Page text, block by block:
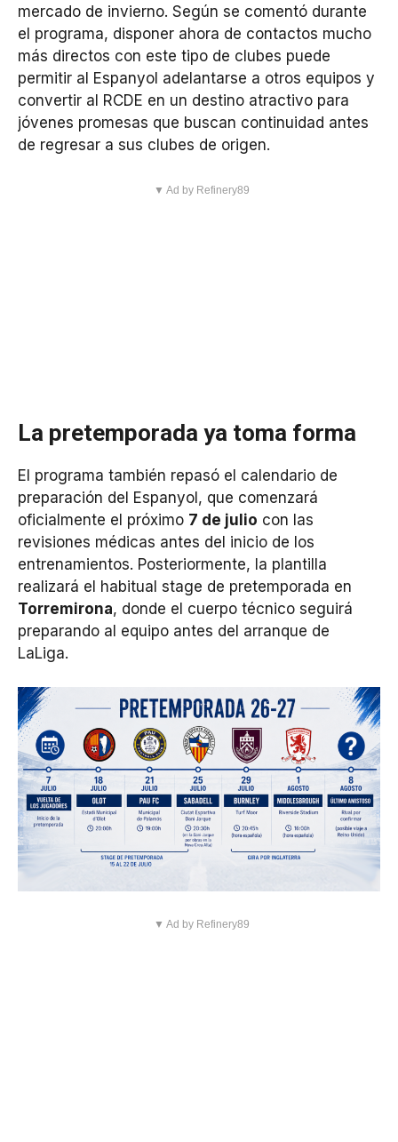
mercado de invierno. Según se comentó durante
el programa, disponer ahora de contactos mucho
más directos con este tipo de clubes puede
permitir al Espanyol adelantarse a otros equipos y
convertir al RCDE en un destino atractivo para
jóvenes promesas que buscan continuidad antes
de regresar a sus clubes de origen.
▼ Ad by Refinery89
La pretemporada ya toma forma
El programa también repasó el calendario de
preparación del Espanyol, que comenzará
oficialmente el próximo 7 de julio con las
revisiones médicas antes del inicio de los
entrenamientos. Posteriormente, la plantilla
realizará el habitual stage de pretemporada en
Torremirona, donde el cuerpo técnico seguirá
preparando al equipo antes del arranque de
LaLiga.
▼ Ad by Refinery89